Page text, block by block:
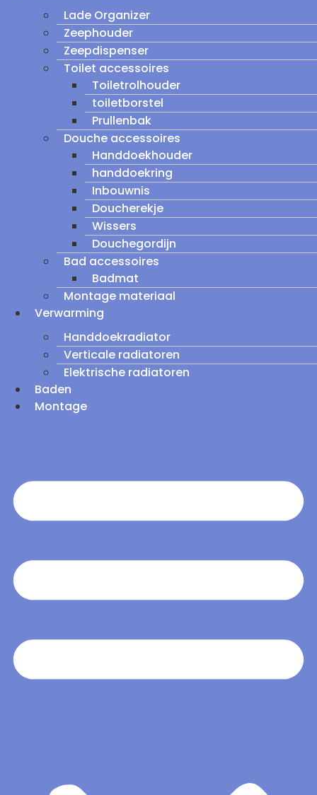
Lade Organizer
Zeephouder
Zeepdispenser
Toilet accessoires
Toiletrolhouder
toiletborstel
Prullenbak
Douche accessoires
Handdoekhouder
handdoekring
Inbouwnis
Doucherekje
Wissers
Douchegordijn
Bad accessoires
Badmat
Montage materiaal
Verwarming
Handdoekradiator
Verticale radiatoren
Elektrische radiatoren
Baden
Montage